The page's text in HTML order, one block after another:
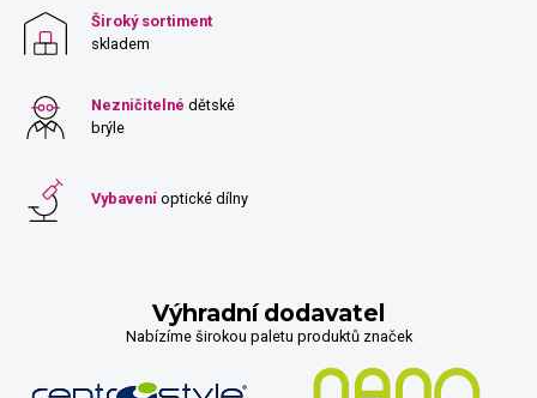
Široký sortiment
skladem
Nezničitelné dětské
brýle
Vybavení optické dílny
Výhradní dodavatel
Nabízíme širokou paletu produktů značek